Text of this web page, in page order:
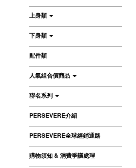
上身類
下身類
配件類
人氣組合價商品
聯名系列
PERSEVERE介紹
PERSEVERE全球經銷通路
購物須知 & 消費爭議處理